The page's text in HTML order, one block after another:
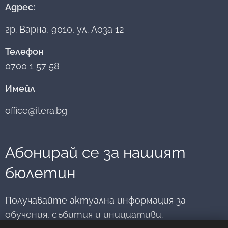
за срещи, обмен
професионално
вдъхновение.
на
Адрес:
гр. Варна, 9010, ул. Лоза 12
Телефон
0700 1 57 58
Имейл
office@itera.bg
Абонирай се за нашият
бюлетин
Получавайте актуална информация за
обучения, събития и инициативи.